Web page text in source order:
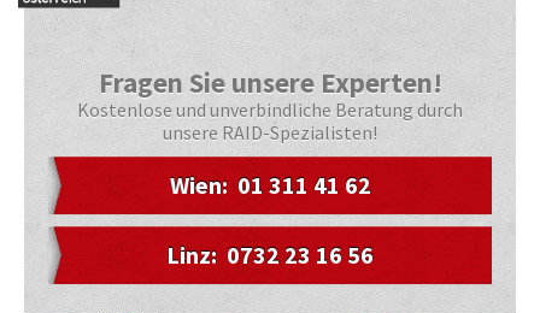
RAID 5
RAID 10
KOSTEN
SERVICE
Fragen Sie unsere Experten!
Kostenlose und unverbindliche Beratung durch
unsere RAID-Spezialisten!
Wien: 01 311 41 62
Linz: 0732 23 16 56